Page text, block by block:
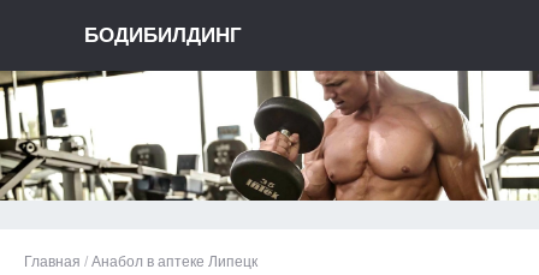
БОДИБИЛДИНГ
Главная / Анабол в аптеке Липецк